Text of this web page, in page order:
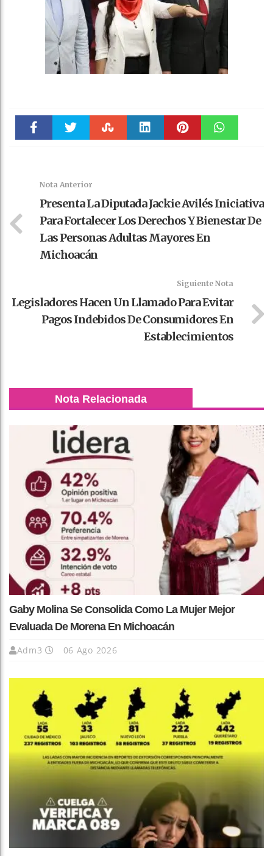
Nota Anterior
Presenta La Diputada Jackie Avilés Iniciativa
Para Fortalecer Los Derechos Y Bienestar De
Las Personas Adultas Mayores En
Michoacán
Siguiente Nota
Legisladores Hacen Un Llamado Para Evitar
Pagos Indebidos De Consumidores En
Establecimientos
Nota Relacionada
Gaby Molina Se Consolida Como La Mujer Mejor
Evaluada De Morena En Michoacán
Adm3 06 Ago 2026